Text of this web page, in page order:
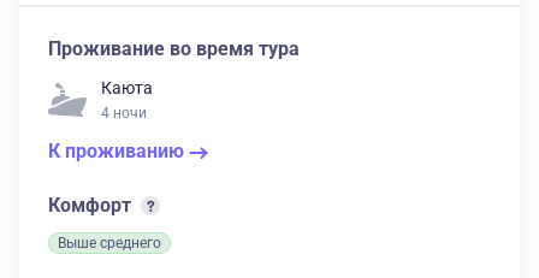
Проживание во время тура
Каюта
4 ночи
К проживанию
Комфорт
Выше среднего